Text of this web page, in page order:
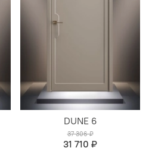
DUNE 6
37 306 ₽
31 710 ₽